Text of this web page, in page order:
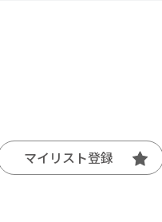
マイリスト登録